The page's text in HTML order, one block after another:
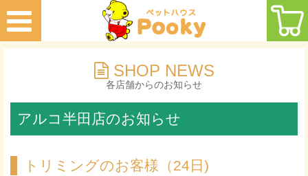
SHOP NEWS
各店舗からのお知らせ
アルコ半田店のお知らせ
トリミングのお客様（24日)